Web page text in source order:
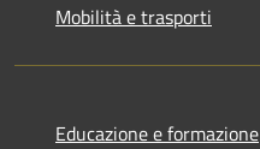
Mobilità e trasporti
Educazione e formazione